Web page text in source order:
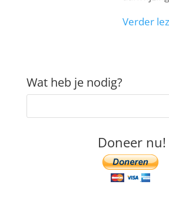
Verder
Wat heb je nodig?
Doneer nu!